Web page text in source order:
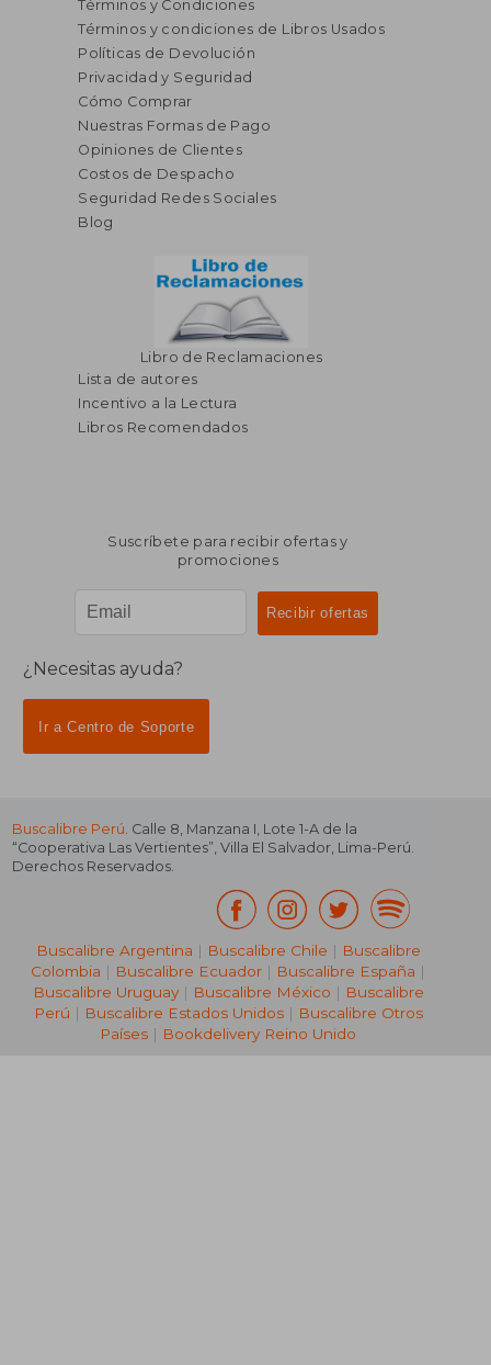
55% S/ 491,84
S/ 221,33
Términos y Condiciones
Términos y condiciones de Libros Usados
Políticas de Devolución
Privacidad y Seguridad
Cómo Comprar
Nuestras Formas de Pago
Opiniones de Clientes
Costos de Despacho
Seguridad Redes Sociales
Blog
Libro de Reclamaciones
Lista de autores
Incentivo a la Lectura
Libros Recomendados
Suscríbete para recibir ofertas y
promociones
¿Necesitas ayuda?
Ir a Centro de Soporte
Buscalibre Perú. Calle 8, Manzana I, Lote 1-A de la
“Cooperativa Las Vertientes”, Villa El Salvador, Lima-Perú.
Derechos Reservados.
Buscalibre Argentina | Buscalibre Chile | Buscalibre
Colombia | Buscalibre Ecuador | Buscalibre España |
Buscalibre Uruguay| Buscalibre México | Buscalibre
Perú | Buscalibre Estados Unidos| Buscalibre Otros
Países | Bookdelivery Reino Unido